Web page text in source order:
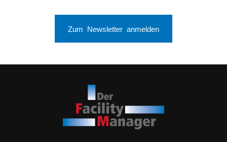
Zum Newsletter anmelden